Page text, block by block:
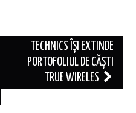
TECHNICS ÎȘI EXTINDE
PORTOFOLIUL DE CĂȘTI
TRUE WIRELES